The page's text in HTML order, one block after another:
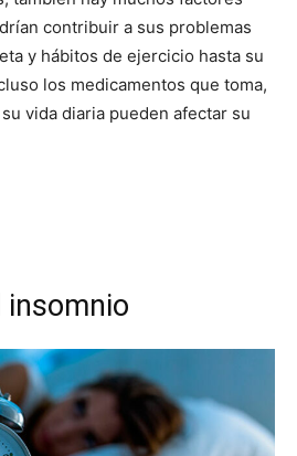
contribuir a sus problemas
y hábitos de ejercicio hasta su
los medicamentos que toma,
vida diaria pueden afectar su
insomnio